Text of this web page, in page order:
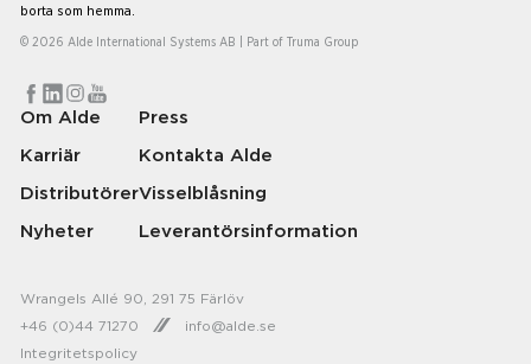
borta som hemma.
© 2026 Alde International Systems AB | Part of Truma Group
Om Alde
Karriär
Distributörer
Nyheter
Press
Kontakta Alde
Visselblåsning
Leverantörsinformation
Integritetspolicy
Wrangels Allé 90, 291 75 Färlöv
+46 (0)44 71270
info@alde.se